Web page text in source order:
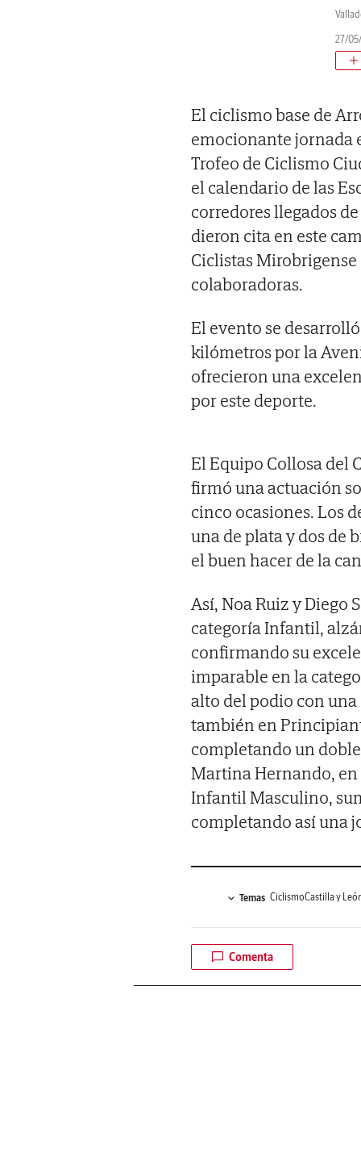
27/
El ciclismo base de
emocionante jornada
Trofeo de Ciclismo
el calendario de las
corredores llegados
dieron cita en este
Ciclistas
colaboradoras.
El evento se
kilómetros por la
ofrecieron una
por este deporte.
El Equipo Collosa del
firmó una actuación
cinco ocasiones. Los
una de plata y dos de
el buen hacer de la
Así, Noa Ruiz y Diego
categoría Infantil,
confirmando su
imparable en la
alto del podio con una
también en
completando un
Martina Hernando,
Infantil Masculino,
completando así una
Temas CiclismoCastilla y
Comenta